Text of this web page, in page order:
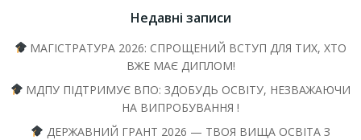
Недавні записи
МАГІСТРАТУРА 2026: СПРОЩЕНИЙ ВСТУП ДЛЯ ТИХ, ХТО
ВЖЕ МАЄ ДИПЛОМ!
МДПУ ПІДТРИМУЄ ВПО: ЗДОБУДЬ ОСВІТУ, НЕЗВАЖАЮЧИ
НА ВИПРОБУВАННЯ !
ДЕРЖАВНИЙ ГРАНТ 2026 — ТВОЯ ВИЩА ОСВІТА З